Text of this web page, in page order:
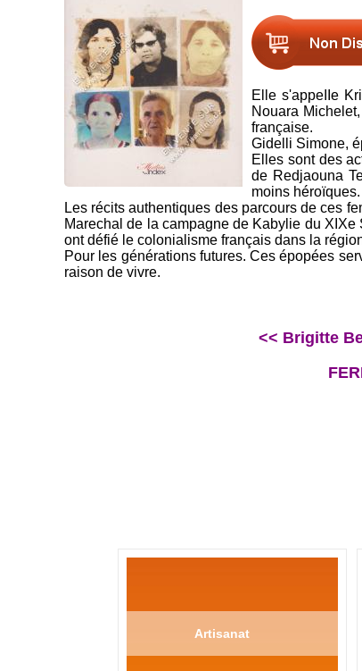
Elle s'appeIIe
Nouara
française.
Gidelli Simone,
Elles sont des
de Redjaouna
moins héroïques.
Les récits authentiques des parcours de ces
Marechal de la campagne de Kabylie du
ont défié le colonialisme français dans la
Pour les générations futures. Ces épopées
raison de vivre.
<< Brigitte
Artisanat